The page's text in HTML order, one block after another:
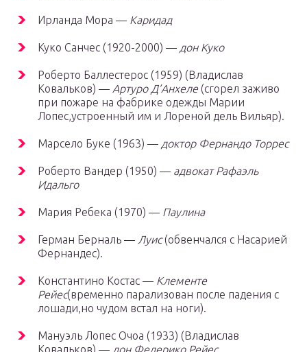
Ирланда Мора — Каридад
Куко Санчес (1920-2000) — дон Куко
Роберто Баллестерос (1959) (Владислав
Ковальков) — Артуро Д’Анхеле(сгорел заживо
при пожаре на фабрике одежды Марии
Лопес,устроенный им и Лореной дель Вильяр).
Марсело Буке (1963) — доктор Фернандо Торрес
Роберто Вандер (1950) — адвокат Рафаэль
Идальго
Мария Ребека (1970) — Паулина
Герман Берналь — Луис(обвенчался с Насарией
Фернандес).
Константино Костас — Клементе
Рейес(временно парализован после падения с
лошади,но чудом встал на ноги).
Мануэль Лопес Очоа (1933) (Владислав
Ковальков) — дон Федерико Рейес